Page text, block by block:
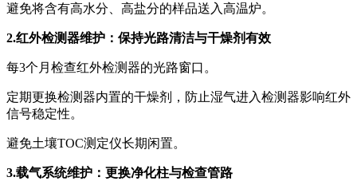
避免将含有高水分、高盐分的样品送入高温炉。
2.红外检测器维护：保持光路清洁与干燥剂有效
每3个月检查红外检测器的光路窗口。
定期更换检测器内置的干燥剂，防止湿气进入检测器影响红外
信号稳定性。
避免土壤TOC测定仪长期闲置。
3.载气系统维护：更换净化柱与检查管路